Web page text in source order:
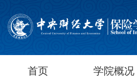
首页 学院概况